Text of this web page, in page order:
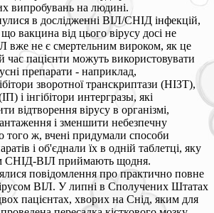
випробувань на людині.
в дослідженні ВІЛ/СНІД інфекцій,
вакцина від цього вірусу досі не
вже не є смертельним вироком, як це
час пацієнти можуть використовувати
препарати - наприклад,
зворотної транскриптази (НІЗТ),
і інгібітори интергразы, які
відтворення вірусу в організмі,
і зменшити небезпечну
того ж, вчені придумали способи
і об'єднали їх в одній таблетці, яку
СНІД-ВІЛ приймають щодня.
повідомлення про практично повне
ВІЛ. У липні в Сполучених Штатах
пацієнтах, хворих на Снід, яким для